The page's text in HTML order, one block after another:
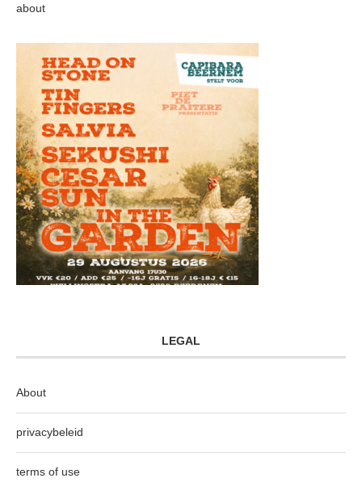
about
LEGAL
About
privacybeleid
terms of use